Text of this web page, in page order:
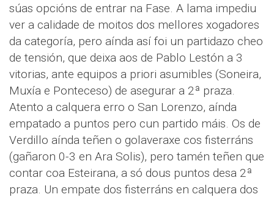
súas opcións de entrar na Fase. A lama impediu
ver a calidade de moitos dos mellores xogadores
da categoría, pero aínda así foi un partidazo cheo
de tensión, que deixa aos de Pablo Lestón a 3
vitorias, ante equipos a priori asumibles (Soneira,
Muxía e Ponteceso) de asegurar a 2ª praza.
Atento a calquera erro o San Lorenzo, aínda
empatado a puntos pero cun partido máis. Os de
Verdillo aínda teñen o golaveraxe cos fisterráns
(gañaron 0-3 en Ara Solis), pero tamén teñen que
contar coa Esteirana, a só dous puntos desa 2ª
praza. Un empate dos fisterráns en calquera dos